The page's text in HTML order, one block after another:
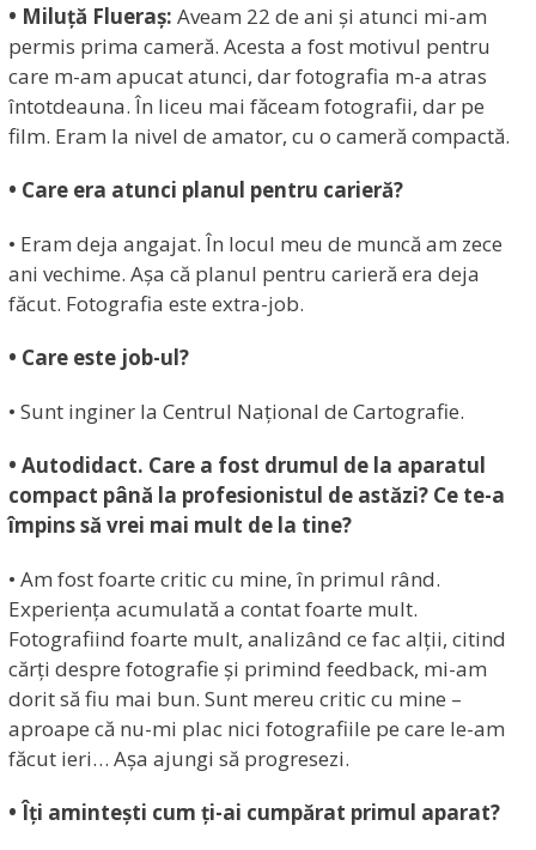
• Miluță Flueraș: Aveam 22 de ani și atunci mi-am
permis prima cameră. Acesta a fost motivul pentru
care m-am apucat atunci, dar fotografia m-a atras
întotdeauna. În liceu mai făceam fotografii, dar pe
film. Eram la nivel de amator, cu o cameră compactă.
• Care era atunci planul pentru carieră?
• Eram deja angajat. În locul meu de muncă am zece
ani vechime. Așa că planul pentru carieră era deja
făcut. Fotografia este extra-job.
• Care este job-ul?
• Sunt inginer la Centrul Național de Cartografie.
• Autodidact. Care a fost drumul de la aparatul
compact până la profesionistul de astăzi? Ce te-a
împins să vrei mai mult de la tine?
• Am fost foarte critic cu mine, în primul rând.
Experiența acumulată a contat foarte mult.
Fotografiind foarte mult, analizând ce fac alții, citind
cărți despre fotografie și primind feedback, mi-am
dorit să fiu mai bun. Sunt mereu critic cu mine –
aproape că nu-mi plac nici fotografiile pe care le-am
făcut ieri… Așa ajungi să progresezi.
• Îți amintești cum ți-ai cumpărat primul aparat?